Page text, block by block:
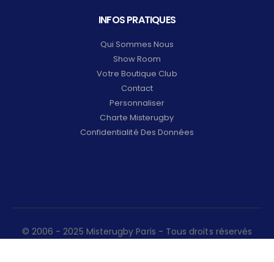
INFOS PRATIQUES
Qui Sommes Nous
Show Room
Votre Boutique Club
Contact
Personnaliser
Charte Misterugby
Confidentialité Des Données
© 2006 - 2025 Misterugby Paris - Tous droits réservés